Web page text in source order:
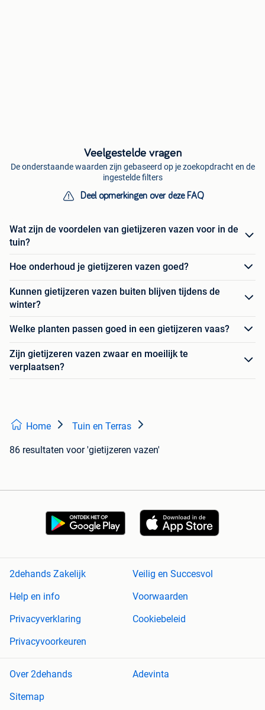
Veelgestelde vragen
De onderstaande waarden zijn gebaseerd op je zoekopdracht en de
ingestelde filters
Deel opmerkingen over deze FAQ
Wat zijn de voordelen van gietijzeren vazen voor in de
tuin?
Hoe onderhoud je gietijzeren vazen goed?
Kunnen gietijzeren vazen buiten blijven tijdens de
winter?
Welke planten passen goed in een gietijzeren vaas?
Zijn gietijzeren vazen zwaar en moeilijk te
verplaatsen?
Home Tuin en Terras
86 resultaten voor 'gietijzeren vazen'
2dehands Zakelijk
Veilig en Succesvol
Help en info
Voorwaarden
Privacyverklaring
Cookiebeleid
Privacyvoorkeuren
Over 2dehands
Adevinta
Sitemap